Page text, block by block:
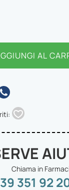
AL
Chiama in
351 92